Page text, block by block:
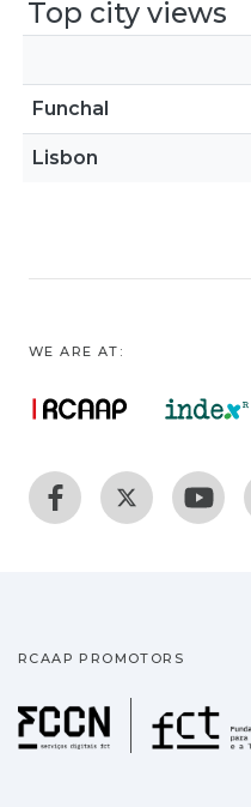
Top city views
Funchal
Lisbon
WE ARE AT:
RCAAP PROMOTORS